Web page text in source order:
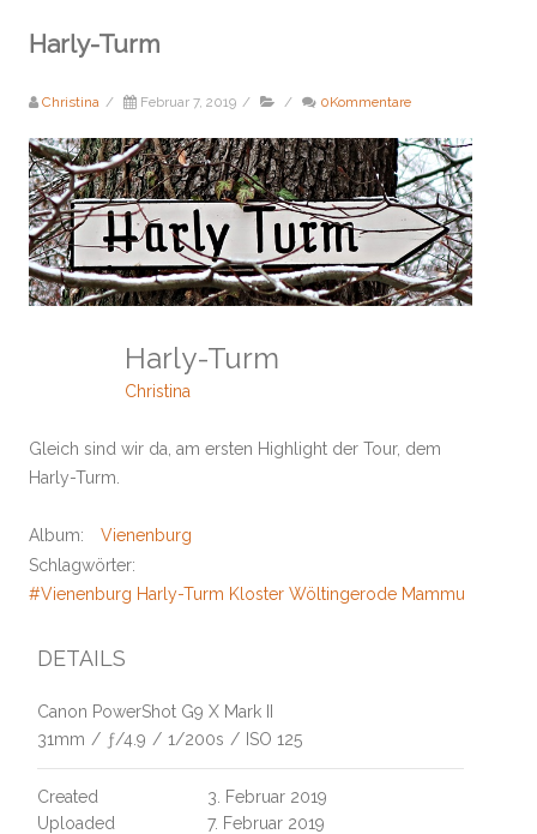
Harly-Turm
Christina / Februar 7, 2019 / / 0Kommentare
Harly-Turm
Christina
Gleich sind wir da, am ersten Highlight der Tour, dem
Harly-Turm.
Album:
Vienenburg
Schlagwörter:
#Vienenburg Harly-Turm Kloster Wöltingerode Mammutbaum
DETAILS
Canon PowerShot G9 X Mark II
31mm / ƒ/4.9 / 1/200s / ISO 125
Created
3. Februar 2019
Uploaded
7. Februar 2019